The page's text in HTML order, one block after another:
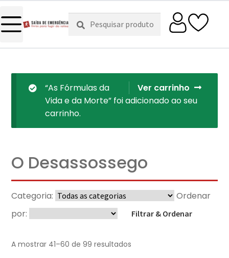
Pesquisar
por:
Pesquisa
Ver carrinho
“As Fórmulas da
Vida e da Morte” foi adicionado ao seu
carrinho.
O Desassossego
Categoria:
Ordenar
por:
Filtrar & Ordenar
A mostrar 41–60 de 99 resultados